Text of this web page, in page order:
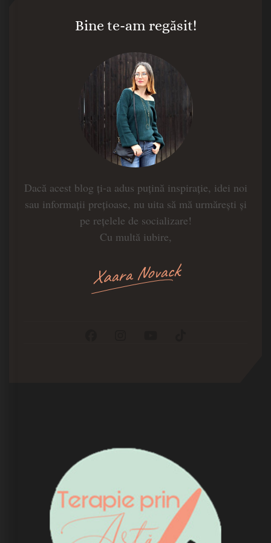
Bine te-am regăsit!
Dacă acest blog ți-a adus puțină inspirație, idei noi
sau informații prețioase, nu uita să mă urmărești și
pe rețelele de socializare!
Cu multă iubire,
Xaara Novack